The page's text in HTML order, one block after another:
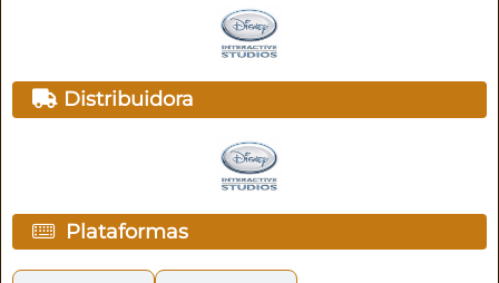
Distribuidora
Plataformas